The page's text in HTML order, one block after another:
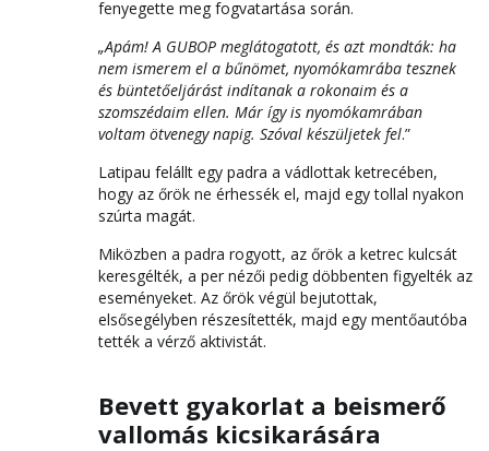
fenyegette meg fogvatartása során.
„Apám! A GUBOP meglátogatott, és azt mondták: ha
nem ismerem el a bűnömet, nyomókamrába tesznek
és büntetőeljárást indítanak a rokonaim és a
szomszédaim ellen. Már így is nyomókamrában
voltam ötvenegy napig. Szóval készüljetek fel.”
Latipau felállt egy padra a vádlottak ketrecében,
hogy az őrök ne érhessék el, majd egy tollal nyakon
szúrta magát.
Miközben a padra rogyott, az őrök a ketrec kulcsát
keresgélték, a per nézői pedig döbbenten figyelték az
eseményeket. Az őrök végül bejutottak,
elsősegélyben részesítették, majd egy mentőautóba
tették a vérző aktivistát.
Bevett gyakorlat a beismerő
vallomás kicsikarására